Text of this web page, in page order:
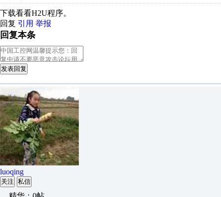
下载看看H2U程序。
回复 引用 举报
回复本条
发表回复
luoqing
关注 私信